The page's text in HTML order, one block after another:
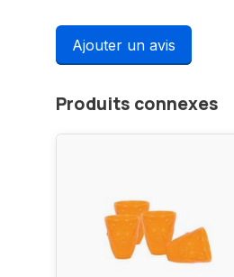
Ajouter un avis
Produits connexes